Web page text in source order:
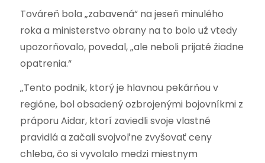
Továreň bola „zabavená“ na jeseň minulého
roka a ministerstvo obrany na to bolo už vtedy
upozorňovalo, povedal, „ale neboli prijaté žiadne
opatrenia.“
„Tento podnik, ktorý je hlavnou pekárňou v
regióne, bol obsadený ozbrojenými bojovníkmi z
práporu Aidar, ktorí zaviedli svoje vlastné
pravidlá a začali svojvoľne zvyšovať ceny
chleba, čo si vyvolalo medzi miestnym